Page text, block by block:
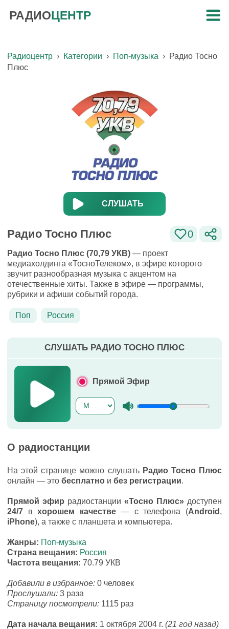
РАДИОЦЕНТР
Радиоцентр › Категории › Поп-музыка › Радио Тосно
Плюс
СЛУШАТЬ
Радио Тосно Плюс 0
Радио Тосно Плюс (70,79 УКВ) — проект
медиахолдинга «ТосноТелеком», в эфире которого
звучит разнообразная музыка с акцентом на
отечественные хиты. Также в эфире — программы,
рубрики и афиши событий города.
Поп Россия
СЛУШАТЬ РАДИО ТОСНО ПЛЮС
Прямой Эфир
О радиостанции
На этой странице можно слушать Радио Тосно Плюс
онлайн — это бесплатно и без регистрации.
Прямой эфир радиостанции «Тосно Плюс» доступен
24/7 вхорошем качестве — с телефона (Android ,
iPhone), а также с планшета и компьютера.
Жанры: Поп-музыка
Страна вещания: Россия
Частота вещания: 70.79 УКВ
Добавили в избранное: 0 человек
Прослушали: 3 раза
Страницу посмотрели: 1115 раз
Дата начала вещания: 1 октября 2004 г. (21 год назад)